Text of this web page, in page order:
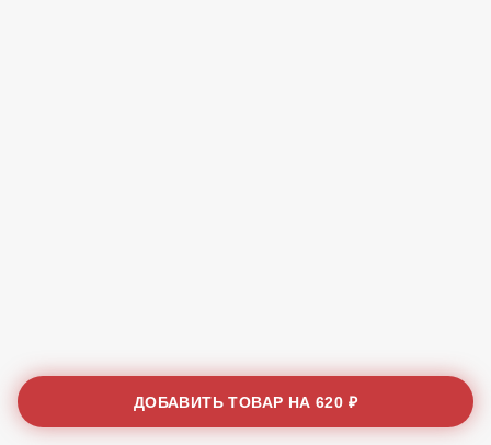
ДОБАВИТЬ ТОВАР НА620 ₽